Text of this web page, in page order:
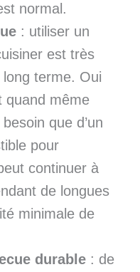
normal.
: utiliser un
est très
terme. Oui
quand même
que d’un
pour
continuer à
de longues
minimale de
durable: de